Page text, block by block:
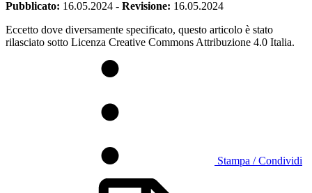
Pubblicato: 16.05.2024 - Revisione: 16.05.2024
Eccetto dove diversamente specificato, questo articolo è stato
rilasciato sotto Licenza Creative Commons Attribuzione 4.0 Italia.
Stampa / Condividi